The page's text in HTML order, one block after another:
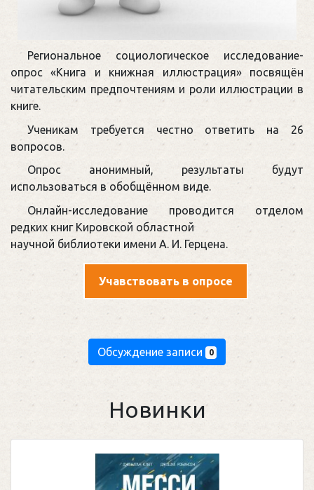
Региональное социологическое исследование-
опрос «Книга и книжная иллюстрация» посвящён
читательским предпочтениям и роли иллюстрации в
книге.
Ученикам требуется честно ответить на 26
вопросов.
Опрос анонимный, результаты будут
использоваться в обобщённом виде.
Онлайн-исследование проводится отделом
редких книг Кировской областной
научной библиотеки имени А. И. Герцена.
Учавствовать в опросе
Обсуждение записи 0
Новинки